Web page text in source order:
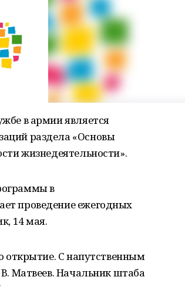
в армии является
раздела «Основы
жизнедеятельности».
в
проведение ежегодных
14 мая.
открытие. С напутственным
Матвеев. Начальник штаба